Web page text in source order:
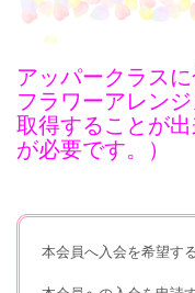
アッパークラス
フラワーアレン
取得することが
が必要です。）
本会員へ入会を希望す